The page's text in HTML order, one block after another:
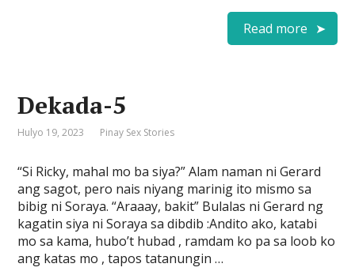
Read more
Dekada-5
Hulyo 19, 2023 Pinay Sex Stories
“Si Ricky, mahal mo ba siya?” Alam naman ni Gerard
ang sagot, pero nais niyang marinig ito mismo sa
bibig ni Soraya. “Araaay, bakit” Bulalas ni Gerard ng
kagatin siya ni Soraya sa dibdib :Andito ako, katabi
mo sa kama, hubo’t hubad , ramdam ko pa sa loob ko
ang katas mo , tapos tatanungin …